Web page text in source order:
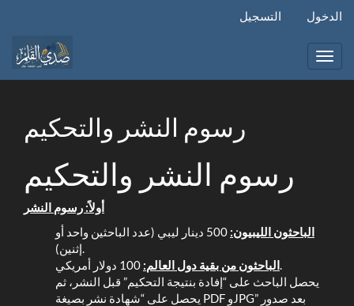
المحتوى
الرئيسي
التسجيل الدخول
رسوم النشر والتحكيم
رسوم النشر والتحكيم
أولاً: رسوم النشر
الباحثون الليبيون:
500 دينار ليبي (عدد الباحثين واحد أو
إثنين).
الباحثون من بقية دول العالم:100 دولار أمريكي.
يحصل الباحث على “إفادة بنتيجة التحكيم” قبل النشر، ثم
يحصل على “شهادة نشر بصيغة PDF وJPG” بعد صدور